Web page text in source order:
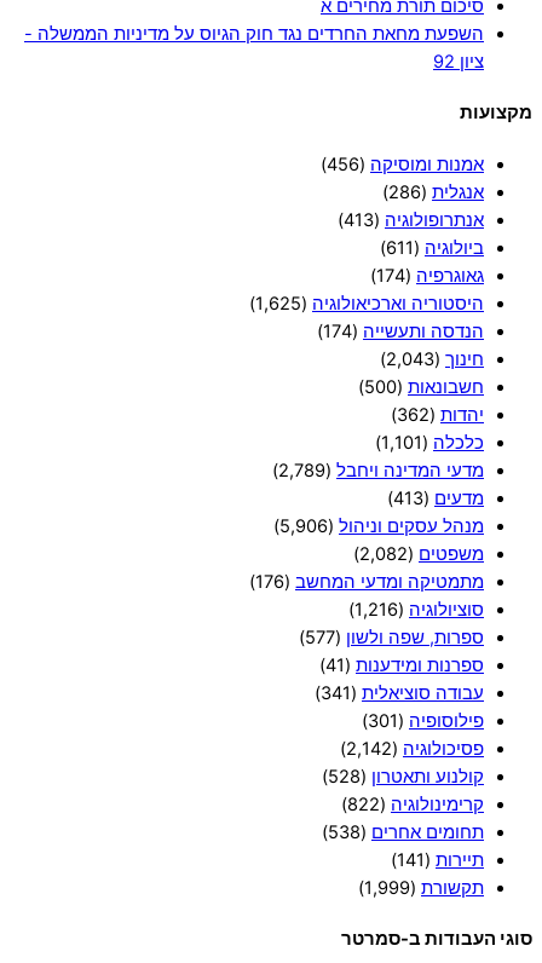
סיכום תורת מחירים א
השפעת מחאת החרדים נגד חוק הגיוס על מדיניות הממשלה -
ציון 92
מקצועות
אמנות ומוסיקה (456)
אנגלית (286)
אנתרופולוגיה (413)
ביולוגיה (611)
גאוגרפיה (174)
היסטוריה וארכיאולוגיה (1,625)
הנדסה ותעשייה (174)
חינוך (2,043)
חשבונאות (500)
יהדות (362)
כלכלה (1,101)
מדעי המדינה ויחבל (2,789)
מדעים (413)
מנהל עסקים וניהול (5,906)
משפטים (2,082)
מתמטיקה ומדעי המחשב (176)
סוציולוגיה (1,216)
ספרות, שפה ולשון (577)
ספרנות ומידענות (41)
עבודה סוציאלית (341)
פילוסופיה (301)
פסיכולוגיה (2,142)
קולנוע ותאטרון (528)
קרימינולוגיה (822)
תחומים אחרים (538)
תיירות (141)
תקשורת (1,999)
סוגי העבודות ב-סמרטר